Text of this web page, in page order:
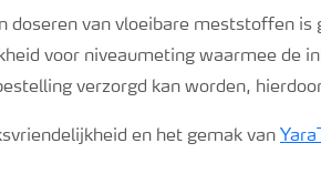
doseren van vloeibare meststoffen
voor niveaumeting waarmee de
verzorgd kan worden,
en het gemak van